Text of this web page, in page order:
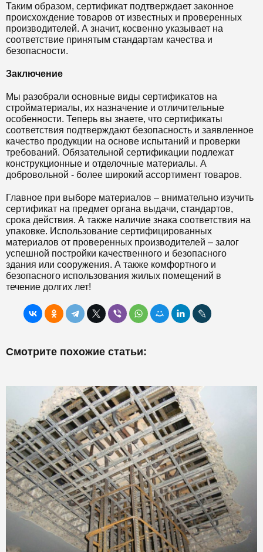
Таким образом, сертификат подтверждает законное
происхождение товаров от известных и проверенных
производителей. А значит, косвенно указывает на
соответствие принятым стандартам качества и
безопасности.
Заключение
Мы разобрали основные виды сертификатов на
стройматериалы, их назначение и отличительные
особенности. Теперь вы знаете, что сертификаты
соответствия подтверждают безопасность и заявленное
качество продукции на основе испытаний и проверки
требований. Обязательной сертификации подлежат
конструкционные и отделочные материалы. А
добровольной - более широкий ассортимент товаров.
Главное при выборе материалов – внимательно изучить
сертификат на предмет органа выдачи, стандартов,
срока действия. А также наличие знака соответствия на
упаковке. Использование сертифицированных
материалов от проверенных производителей – залог
успешной постройки качественного и безопасного
здания или сооружения. А также комфортного и
безопасного использования жилых помещений в
течение долгих лет!
Смотрите похожие статьи: